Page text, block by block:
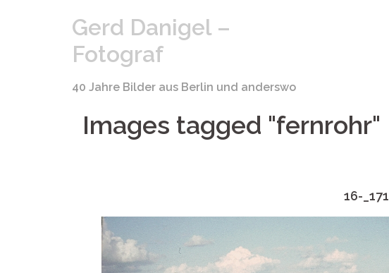
Gerd Danigel –
Fotograf
40 Jahre Bilder aus Berlin und anderswo
Images tagged "fernrohr"
16-_171